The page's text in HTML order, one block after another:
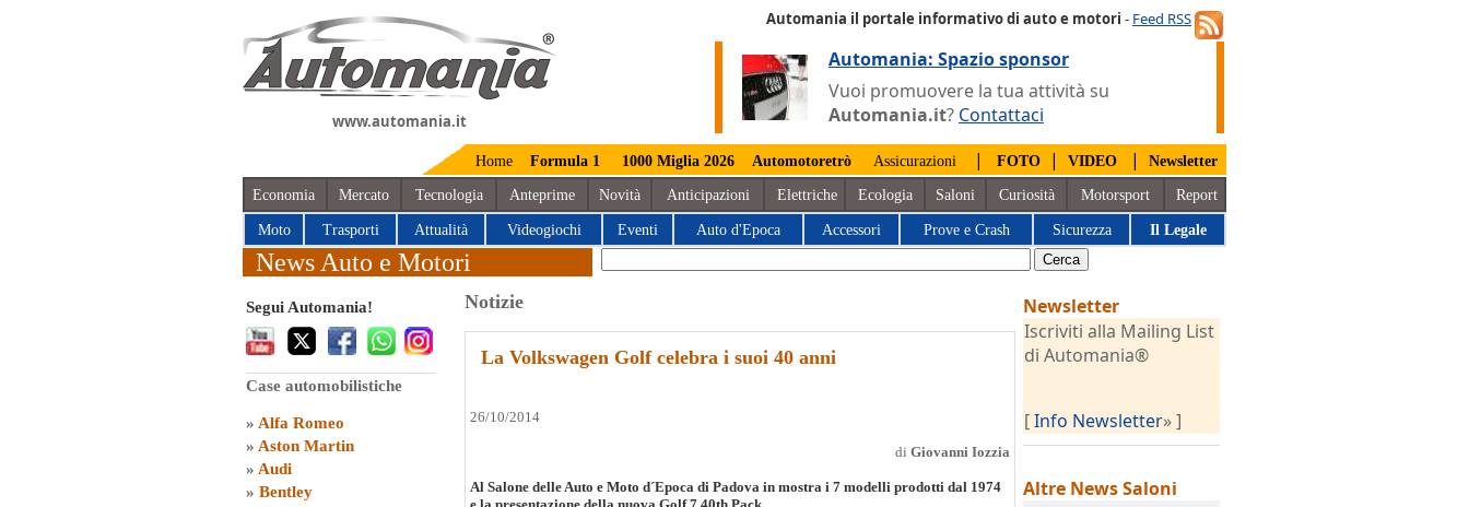
www.automania.it
Automania il portale informativo di auto e motori - Feed RSS
Automania: Spazio sponsor
Vuoi promuovere la tua attività su
Automania.it? Contattaci
Home Formula 1 1000 Miglia 2026 Automotoretrò Assicurazioni | FOTO | VIDEO | Newsletter
Economia Mercato Tecnologia Anteprime Novità Anticipazioni Elettriche Ecologia Saloni Curiosità Motorsport Report
Moto Trasporti Attualità Videogiochi Eventi Auto d'Epoca Accessori Prove e Crash Sicurezza Il Legale
News Auto e Motori
Segui Automania!
Case automobilistiche
» Alfa Romeo
» Aston Martin
» Audi
» Bentley
Notizie
La Volkswagen Golf celebra i suoi 40 anni
26/10/2014
di Giovanni Iozzia
Al Salone delle Auto e Moto d´Epoca di Padova in mostra i 7 modelli prodotti dal 1974
Newsletter
Iscriviti alla Mailing List
di Automania®
[Info Newsletter» ]
Altre NewsSaloni